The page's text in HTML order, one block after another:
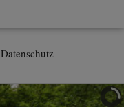
Datenschutz